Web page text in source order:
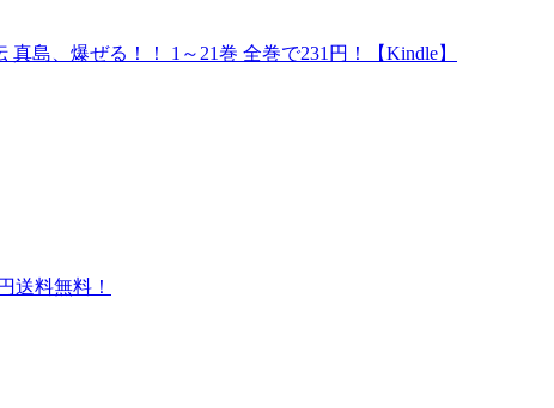
島、爆ぜる！！ 1～21巻 全巻で231円！【Kindle】
送料無料！